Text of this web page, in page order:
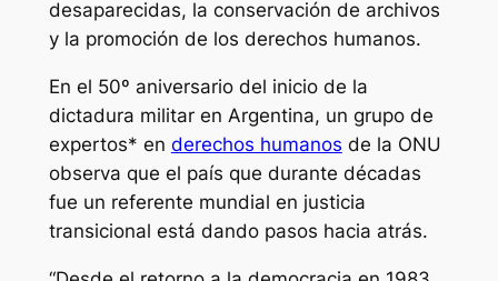
desaparecidas, la conservación de archivos
y la promoción de los derechos humanos.
En el 50º aniversario del inicio de la
dictadura militar en Argentina, un grupo de
expertos* en derechos humanos de la ONU
observa que el país que durante décadas
fue un referente mundial en justicia
transicional está dando pasos hacia atrás.